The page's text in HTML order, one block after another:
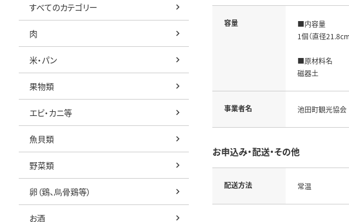
すべてのカテゴリー
肉
米・パン
果物類
エビ・カニ等
魚貝類
野菜類
卵（鶏、烏骨鶏等）
お酒
容量
■内容量
1個（直径
■原材料名
磁器土
事業者名 池田町観光協会
お申込み・配送・その他
配送方法 常温